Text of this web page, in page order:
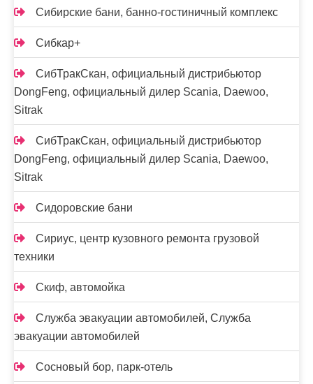
Сибирские бани, банно-гостиничный комплекс
Сибкар+
СибТракСкан, официальный дистрибьютор
DongFeng, официальный дилер Scania, Daewoo,
Sitrak
СибТракСкан, официальный дистрибьютор
DongFeng, официальный дилер Scania, Daewoo,
Sitrak
Сидоровские бани
Сириус, центр кузовного ремонта грузовой
техники
Скиф, автомойка
Служба эвакуации автомобилей, Служба
эвакуации автомобилей
Сосновый бор, парк-отель